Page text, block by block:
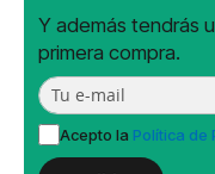
Y además tendrás
primera compra.
Acepto la Política de